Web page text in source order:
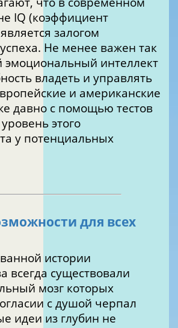
IQ (коэффициент
залогом
Не менее важен так
интеллект
владеть и управлять
и американские
давно с помощью тестов
этого
у потенциальных
для всех
истории
всегда существовали
мозг которых
с душой черпал
идеи из глубин не